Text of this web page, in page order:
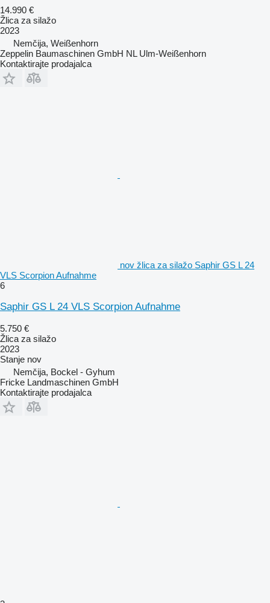
14.990 €
Žlica za silažo
2023
Nemčija, Weißenhorn
Zeppelin Baumaschinen GmbH NL Ulm-Weißenhorn
Kontaktirajte prodajalca
nov žlica za silažo Saphir GS L 24
VLS Scorpion Aufnahme
6
Saphir GS L 24 VLS Scorpion Aufnahme
5.750 €
Žlica za silažo
2023
Stanje nov
Nemčija, Bockel - Gyhum
Fricke Landmaschinen GmbH
Kontaktirajte prodajalca